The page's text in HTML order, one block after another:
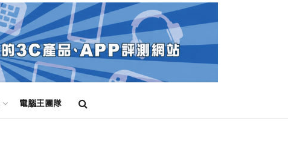
電腦王團隊